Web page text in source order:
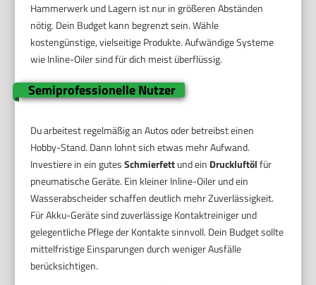
Hammerwerk und Lagern ist nur in größeren Abständen
nötig. Dein Budget kann begrenzt sein. Wähle
kostengünstige, vielseitige Produkte. Aufwändige Systeme
wie Inline-Oiler sind für dich meist überflüssig.
Semiprofessionelle Nutzer
Du arbeitest regelmäßig an Autos oder betreibst einen
Hobby-Stand. Dann lohnt sich etwas mehr Aufwand.
Investiere in ein gutesSchmierfettund ein Druckluftölfür
pneumatische Geräte. Ein kleiner Inline-Oiler und ein
Wasserabscheider schaffen deutlich mehr Zuverlässigkeit.
Für Akku-Geräte sind zuverlässige Kontaktreiniger und
gelegentliche Pflege der Kontakte sinnvoll. Dein Budget sollte
mittelfristige Einsparungen durch weniger Ausfälle
berücksichtigen.